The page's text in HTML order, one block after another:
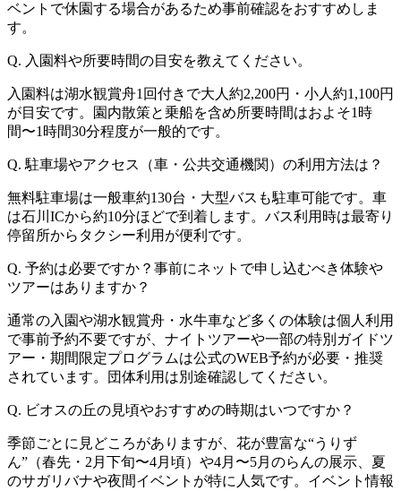
ベントで休園する場合があるため事前確認をおすすめしま
す。
Q. 入園料や所要時間の目安を教えてください。
入園料は湖水観賞舟1回付きで大人約2,200円・小人約1,100円
が目安です。園内散策と乗船を含め所要時間はおよそ1時
間〜1時間30分程度が一般的です。
Q. 駐車場やアクセス（車・公共交通機関）の利用方法は？
無料駐車場は一般車約130台・大型バスも駐車可能です。車
は石川ICから約10分ほどで到着します。バス利用時は最寄り
停留所からタクシー利用が便利です。
Q. 予約は必要ですか？事前にネットで申し込むべき体験や
ツアーはありますか？
通常の入園や湖水観賞舟・水牛車など多くの体験は個人利用
で事前予約不要ですが、ナイトツアーや一部の特別ガイドツ
アー・期間限定プログラムは公式のWEB予約が必要・推奨
されています。団体利用は別途確認してください。
Q. ビオスの丘の見頃やおすすめの時期はいつですか？
季節ごとに見どころがありますが、花が豊富な“うりず
ん”（春先・2月下旬〜4月頃）や4月〜5月のらんの展示、夏
のサガリバナや夜間イベントが特に人気です。イベント情報